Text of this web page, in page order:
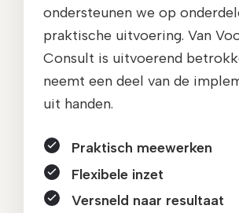
ondersteunen we op
praktische uitvoering. Van
Consult is uitvoerend
neemt een deel van de
uit handen.
Praktisch meewerken
Flexibele inzet
Versneld naar resultaat